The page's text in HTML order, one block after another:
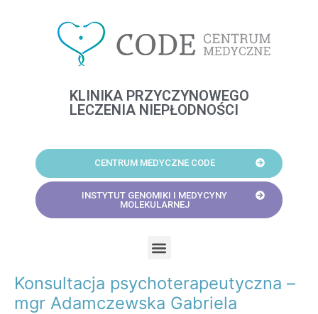
KLINIKA PRZYCZYNOWEGO
LECZENIA NIEPŁODNOŚCI
CENTRUM MEDYCZNE CODE
INSTYTUT GENOMIKI I MEDYCYNY
MOLEKULARNEJ
Konsultacja psychoterapeutyczna –
mgr Adamczewska Gabriela
Post
navigation